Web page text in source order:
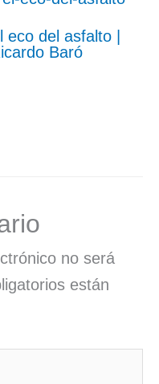
eco del asfalto |
Baró
no será
están